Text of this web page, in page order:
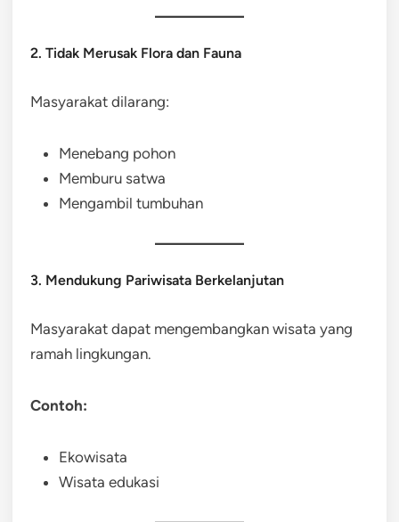
2. Tidak Merusak Flora dan Fauna
Masyarakat dilarang:
Menebang pohon
Memburu satwa
Mengambil tumbuhan
3. Mendukung Pariwisata Berkelanjutan
Masyarakat dapat mengembangkan wisata yang
ramah lingkungan.
Contoh:
Ekowisata
Wisata edukasi